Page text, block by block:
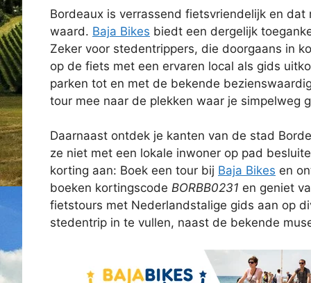
Bordeaux is verrassend fietsvriendelijk en
waard. Baja Bikes biedt een dergelijk
Zeker voor stedentrippers, die doorgaans in
op de fiets met een ervaren local als gids
parken tot en met de bekende
tour mee naar de plekken waar je simpelweg
Daarnaast ontdek je kanten van de stad
ze niet met een lokale inwoner op pad
korting aan: Boek een tour bij Baja Bikes en
boeken kortingscode BORBB0231 en geniet
fietstours met Nederlandstalige gids aan op
stedentrip in te vullen, naast de bekende